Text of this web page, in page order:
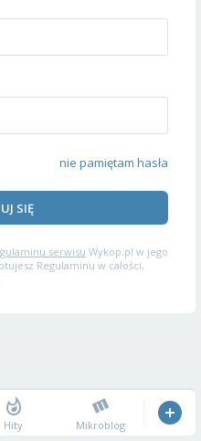
nie pamiętam hasła
SIĘ
serwisu Wykop.pl w jego
Regulaminu w całości,
Hity Mikroblog